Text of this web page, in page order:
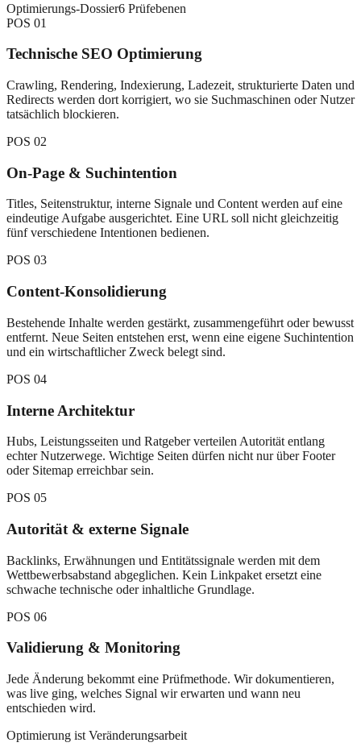
Optimierungs-Dossier6 Prüfebenen
POS 01
Technische SEO Optimierung
Crawling, Rendering, Indexierung, Ladezeit, strukturierte Daten und
Redirects werden dort korrigiert, wo sie Suchmaschinen oder Nutzer
tatsächlich blockieren.
POS 02
On-Page & Suchintention
Titles, Seitenstruktur, interne Signale und Content werden auf eine
eindeutige Aufgabe ausgerichtet. Eine URL soll nicht gleichzeitig
fünf verschiedene Intentionen bedienen.
POS 03
Content-Konsolidierung
Bestehende Inhalte werden gestärkt, zusammengeführt oder bewusst
entfernt. Neue Seiten entstehen erst, wenn eine eigene Suchintention
und ein wirtschaftlicher Zweck belegt sind.
POS 04
Interne Architektur
Hubs, Leistungsseiten und Ratgeber verteilen Autorität entlang
echter Nutzerwege. Wichtige Seiten dürfen nicht nur über Footer
oder Sitemap erreichbar sein.
POS 05
Autorität & externe Signale
Backlinks, Erwähnungen und Entitätssignale werden mit dem
Wettbewerbsabstand abgeglichen. Kein Linkpaket ersetzt eine
schwache technische oder inhaltliche Grundlage.
POS 06
Validierung & Monitoring
Jede Änderung bekommt eine Prüfmethode. Wir dokumentieren,
was live ging, welches Signal wir erwarten und wann neu
entschieden wird.
Optimierung ist Veränderungsarbeit